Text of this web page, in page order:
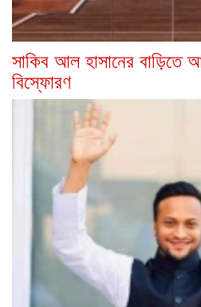
সাকিব আল হাসানের বাড়িতে
বিস্ফোরণ